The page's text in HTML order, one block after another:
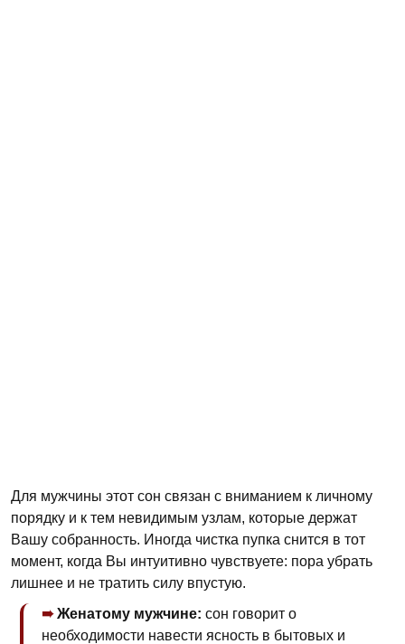
Для мужчины этот сон связан с вниманием к личному
порядку и к тем невидимым узлам, которые держат
Вашу собранность. Иногда чистка пупка снится в тот
момент, когда Вы интуитивно чувствуете: пора убрать
лишнее и не тратить силу впустую.
Женатому мужчине: сон говорит о
необходимости навести ясность в бытовых и